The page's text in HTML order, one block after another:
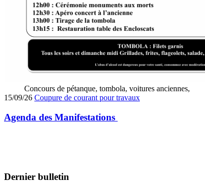
Concours de pétanque, tombola, voitures anciennes,
15/09/26 Coupure de courant pour travaux
Agenda des Manifestations
Dernier bulletin